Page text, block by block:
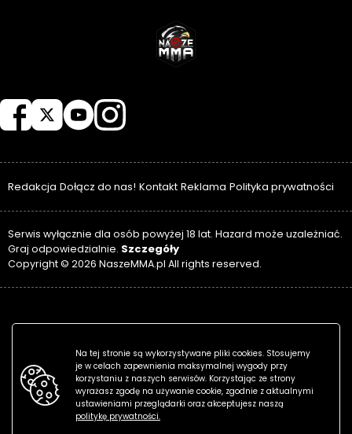
Redakcja Dołącz do nas! Kontakt Reklama Polityka prywatności
Serwis wyłącznie dla osób powyżej 18 lat. Hazard może uzależniać.
Graj odpowiedzialnie. Szczegóły
Copyright © 2026 NaszeMMA.pl All rights reserved.
Na tej stronie są wykorzystywane pliki cookies. Stosujemy
je w celach zapewnienia maksymalnej wygody przy
korzystaniu z naszych serwisów. Korzystając ze strony
wyrażasz zgodę na używanie cookie, zgodnie z aktualnymi
ustawieniami przeglądarki oraz akceptujesz naszą
politykę prywatności.